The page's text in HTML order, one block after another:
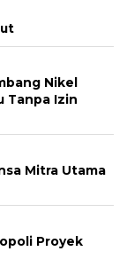
Nikel
Tanpa Izin
Mitra Utama
Proyek